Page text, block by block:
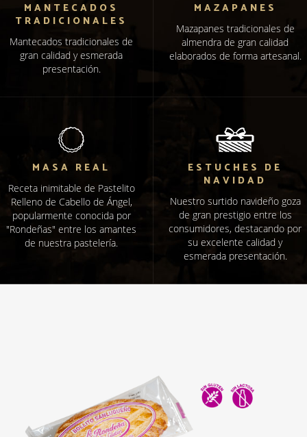
MANTECADOS
TRADICIONALES
Mantecados tradicionales de
gran calidad y esmerada
presentación.
MAZAPANES
Mazapanes tradicionales de
almendra de gran calidad
elaborados de forma artesanal.
MASA REAL
Receta inimitable de Pastelito
Relleno de Cabello de Ángel,
popularmente conocida por
"Rondeñas" entre los amantes
de nuestra pastelería.
ESTUCHES DE
NAVIDAD
Nuestro surtido navideño goza
de gran prestigio entre los
consumidores, destacando por
su excelente calidad y
esmerada presentación.